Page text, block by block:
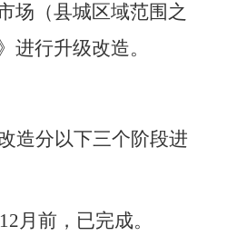
场（县城区域范围之
进行升级改造。
造分以下三个阶段进
12月前 ，已完成。